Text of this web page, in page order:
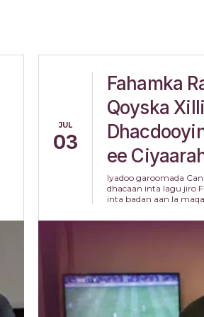
JUL
03
Fahamka
Qoyska
ee
Iyadoo garoomada
dhacaan inta lagu jiro
inta badan aan la